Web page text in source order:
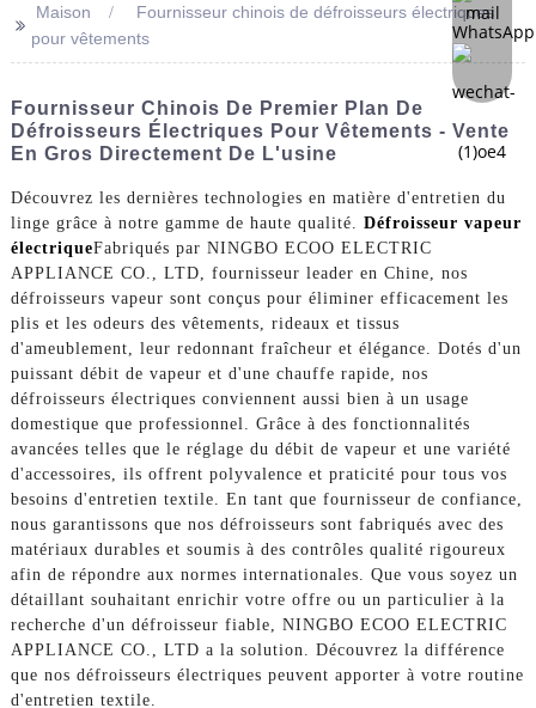
>> Maison
Fournisseur chinois de défroisseurs électriques
pour vêtements
Fournisseur Chinois De Premier Plan De
Défroisseurs Électriques Pour Vêtements - Vente
En Gros Directement De L'usine
Découvrez les dernières technologies en matière d'entretien du
linge grâce à notre gamme de haute qualité. Défroisseur vapeur
électriqueFabriqués par NINGBO ECOO ELECTRIC
APPLIANCE CO., LTD, fournisseur leader en Chine, nos
défroisseurs vapeur sont conçus pour éliminer efficacement les
plis et les odeurs des vêtements, rideaux et tissus
d'ameublement, leur redonnant fraîcheur et élégance. Dotés d'un
puissant débit de vapeur et d'une chauffe rapide, nos
défroisseurs électriques conviennent aussi bien à un usage
domestique que professionnel. Grâce à des fonctionnalités
avancées telles que le réglage du débit de vapeur et une variété
d'accessoires, ils offrent polyvalence et praticité pour tous vos
besoins d'entretien textile. En tant que fournisseur de confiance,
nous garantissons que nos défroisseurs sont fabriqués avec des
matériaux durables et soumis à des contrôles qualité rigoureux
afin de répondre aux normes internationales. Que vous soyez un
détaillant souhaitant enrichir votre offre ou un particulier à la
recherche d'un défroisseur fiable, NINGBO ECOO ELECTRIC
APPLIANCE CO., LTD a la solution. Découvrez la différence
que nos défroisseurs électriques peuvent apporter à votre routine
d'entretien textile.